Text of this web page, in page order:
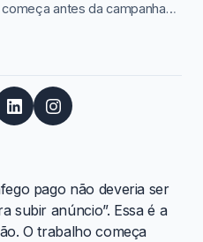
antes da campanha…
pago não deveria ser
subir anúncio”. Essa é a
O trabalho começa